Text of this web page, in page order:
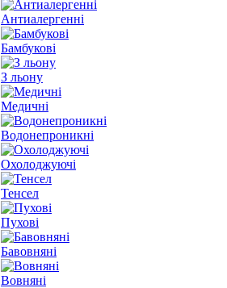
Антиалергенні
Бамбукові
З льону
Медичні
Водонепроникні
Охолоджуючі
Тенсел
Пухові
Бавовняні
Вовняні